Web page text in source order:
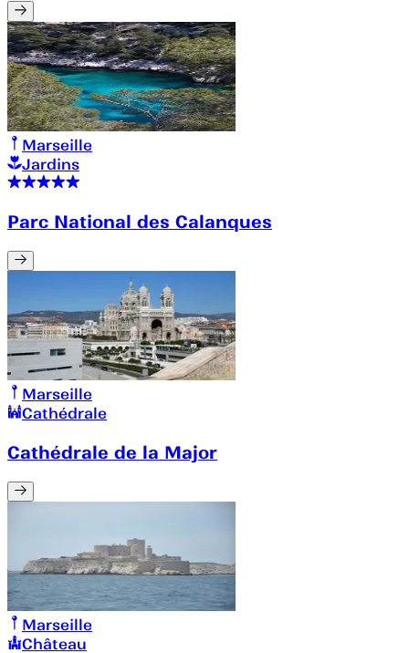
Marseille
Jardins
Parc National des Calanques
Marseille
Cathédrale
Cathédrale de la Major
Marseille
Château